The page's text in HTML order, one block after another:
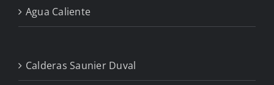
Agua Caliente
Calderas Saunier Duval